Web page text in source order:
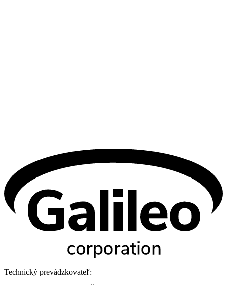
Technický prevádzkovateľ: